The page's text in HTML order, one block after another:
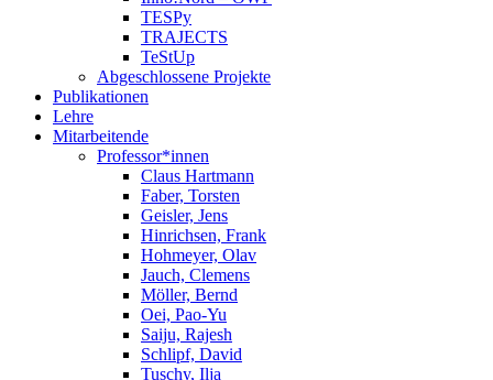
TESPy
TRAJECTS
TeStUp
Abgeschlossene Projekte
Publikationen
Lehre
Mitarbeitende
Professor*innen
Claus Hartmann
Faber, Torsten
Geisler, Jens
Hinrichsen, Frank
Hohmeyer, Olav
Jauch, Clemens
Möller, Bernd
Oei, Pao-Yu
Saiju, Rajesh
Schlipf, David
Tuschy, Ilja